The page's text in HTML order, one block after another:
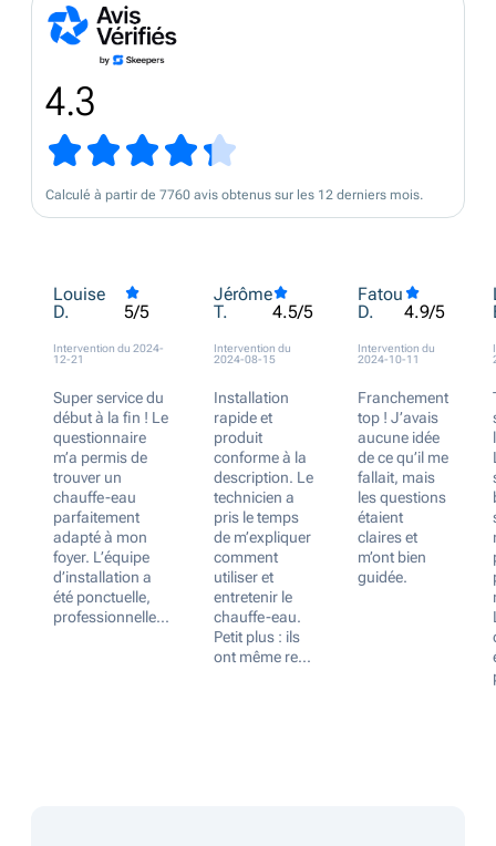
4.3
Calculé à partir de 7760 avis obtenus sur les 12 derniers mois.
Louise
D.
5/5
Intervention du 2024-
12-21
Super service du
début à la fin ! Le
questionnaire
m’a permis de
trouver un
chauffe-eau
parfaitement
adapté à mon
foyer. L’équipe
d’installation a
été ponctuelle,
professionnelle...
Jérôme
T.
4.5/5
Intervention du
2024-08-15
Installation
rapide et
produit
conforme à la
description. Le
technicien a
pris le temps
de m’expliquer
comment
utiliser et
entretenir le
chauffe-eau.
Petit plus : ils
ont même re...
Fatou
D.
4.9/5
Intervention du
2024-10-11
Franchement
top ! J’avais
aucune idée
de ce qu’il me
fallait, mais
les questions
étaient
claires et
m’ont bien
guidée.